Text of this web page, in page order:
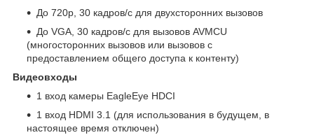
До 720p, 30 кадров/с для двухсторонних вызовов
До VGA, 30 кадров/с для вызовов AVMCU
(многосторонних вызовов или вызовов с
предоставлением общего доступа к контенту)
Видеовходы
1 вход камеры EagleEye HDCI
1 вход HDMI 3.1 (для использования в будущем, в
настоящее время отключен)